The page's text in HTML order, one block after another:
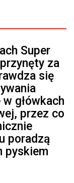
Super
za
się
główkach
przez co
poradzą
pyskiem